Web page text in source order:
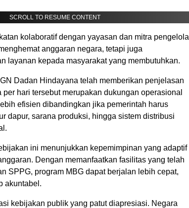
SCROLL TO RESUME CONTENT
kolaboratif dengan yayasan dan mitra pengelola
anggaran negara, tetapi juga
layanan kepada masyarakat yang membutuhkan.
Dadan Hindayana telah memberikan penjelasan
hari tersebut merupakan dukungan operasional
efisien dibandingkan jika pemerintah harus
dapur, sarana produksi, hingga sistem distribusi
ini menunjukkan kepemimpinan yang adaptif
Dengan memanfaatkan fasilitas yang telah
SPPG, program MBG dapat berjalan lebih cepat,
akuntabel.
kebijakan publik yang patut diapresiasi. Negara